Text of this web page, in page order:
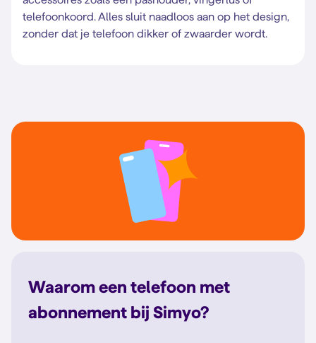
telefoonkoord. Alles sluit naadloos aan op het design,
zonder dat je telefoon dikker of zwaarder wordt.
Waarom een telefoon met
abonnement bij Simyo?